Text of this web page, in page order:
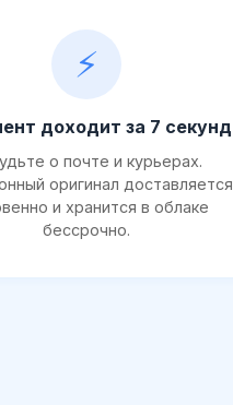
⚡
доходит за 7 секунд
о почте и курьерах.
оригинал доставляется
и хранится в облаке
бессрочно.